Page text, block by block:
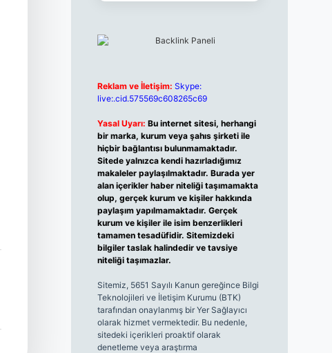
Reklam ve İletişim: Skype:
live:.cid.575569c608265c69
Yasal Uyarı: Bu internet sitesi, herhangi
bir marka, kurum veya şahıs şirketi ile
hiçbir bağlantısı bulunmamaktadır.
Sitede yalnızca kendi hazırladığımız
makaleler paylaşılmaktadır. Burada yer
alan içerikler haber niteliği taşımamakta
olup, gerçek kurum ve kişiler hakkında
paylaşım yapılmamaktadır. Gerçek
kurum ve kişiler ile isim benzerlikleri
tamamen tesadüfidir. Sitemizdeki
bilgiler taslak halindedir ve tavsiye
niteliği taşımazlar.
Sitemiz, 5651 Sayılı Kanun gereğince Bilgi
Teknolojileri ve İletişim Kurumu (BTK)
tarafından onaylanmış bir Yer Sağlayıcı
olarak hizmet vermektedir. Bu nedenle,
sitedeki içerikleri proaktif olarak
denetleme veya araştırma